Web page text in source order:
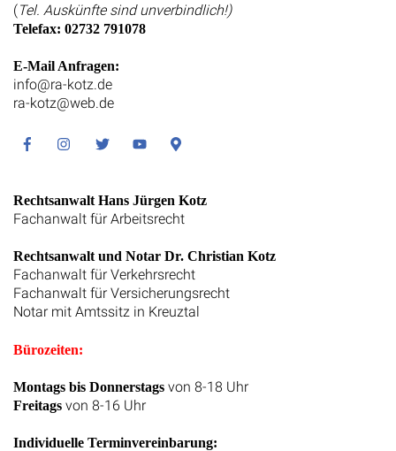
(Tel. Auskünfte sind unverbindlich!)
Telefax: 02732 791078
E-Mail Anfragen:
info@ra-kotz.de
ra-kotz@web.de
FacebookInstagramTwitter YoutubeGoogle
Rechtsanwalt Hans Jürgen Kotz
Fachanwalt für Arbeitsrecht
Rechtsanwalt und Notar Dr. Christian Kotz
Fachanwalt für Verkehrsrecht
Fachanwalt für Versicherungsrecht
Notar mit Amtssitz in Kreuztal
Bürozeiten:
Montags bis Donnerstags von 8-18 Uhr
Freitags von 8-16 Uhr
Individuelle Terminvereinbarung: